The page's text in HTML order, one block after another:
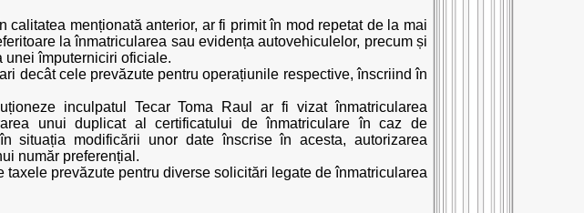
menționată anterior, ar fi primit în mod repetat de la mai
la înmatricularea sau evidența autovehiculelor, precum și
unei împuterniciri oficiale.
decât cele prevăzute pentru operațiunile respective, înscriind în
inculpatul Tecar Toma Raul ar fi vizat înmatricularea
unui duplicat al certificatului de înmatriculare în caz de
situația modificării unor date înscrise în acesta, autorizarea
număr preferențial.
prevăzute pentru diverse solicitări legate de înmatricularea